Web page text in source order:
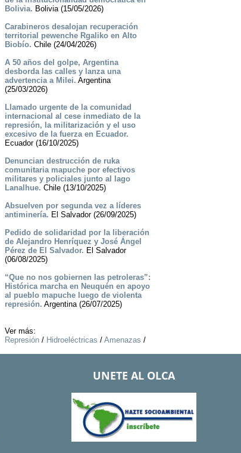
Bolivia. Bolivia (15/05/2026)
Carabineros desalojan recuperación
territorial pewenche Rgaliko en Alto
Biobío. Chile (24/04/2026)
A 50 años del golpe, Argentina
desborda las calles y lanza una
advertencia a Milei. Argentina
(25/03/2026)
Llamado urgente de la comunidad
internacional al cese inmediato de la
represión, la militarización y el uso
excesivo de la fuerza en Ecuador.
Ecuador (16/10/2025)
Denuncian destrucción de ruka
comunitaria mapuche por efectivos
militares y policiales junto al lago
Lanalhue. Chile (13/10/2025)
Absuelven por segunda vez a líderes
antiminería. El Salvador (26/09/2025)
Pedido de solidaridad por la liberación
de Alejandro Henríquez y José Ángel
Pérez de El Salvador. El Salvador
(06/08/2025)
“Que no nos gobiernen las petroleras”:
Histórica marcha en Neuquén en apoyo
al pueblo mapuche luego de violenta
represión. Argentina (26/07/2025)
Ver más:
Represión/ Hidroeléctricas / Amenazas /
UNETE AL OLCA